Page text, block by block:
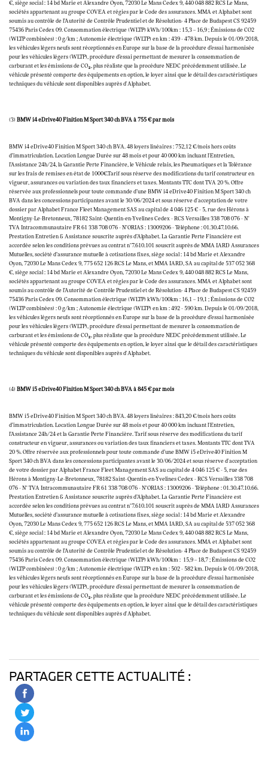
€, siège social : 14 bd Marie et Alexandre Oyon, 72030 Le Mans Cedex 9, 440 048 882 RCS Le Mans,
sociétés appartenant au groupe COVEA et régies par le Code des assurances. MMA et Alphabet sont
soumis au contrôle de l’Autorité de Contrôle Prudentiel et de Résolution- 4 Place de Budapest CS 92459
75436 Paris Cedex 09. Consommation électrique (WLTP) kWh/100km : 15,3 – 16,9 ; Émissions de CO2
(WLTP combinées) : 0 g/km ; Autonomie électrique (WLTP) en km : 439 - 478 km. Depuis le 01/09/2018,
les véhicules légers neufs sont réceptionnés en Europe sur la base de la procédure d’essai harmonisée
pour les véhicules légers (WLTP), procédure d’essai permettant de mesurer la consommation de
carburant et les émissions de CO₂, plus réaliste que la procédure NEDC précédemment utilisée. Le
véhicule présenté comporte des équipements en option, le loyer ainsi que le détail des caractéristiques
techniques du véhicule sont disponibles auprès d'Alphabet.
(3) BMW i4 eDrive40 Finition M Sport 340 ch BVA à 755 € par mois
BMW i4 eDrive40 Finition M Sport 340 ch BVA. 48 loyers linéaires : 752,12 €/mois hors coûts
d’immatriculation. Location Longue Durée sur 48 mois et pour 40 000 km incluant l'Entretien,
l’Assistance 24h/24, la Garantie Perte Financière, le Véhicule relais, les Pneumatiques et la Tolérance
sur les frais de remises en état de 1000€.Tarif sous réserve des modifications du tarif constructeur en
vigueur, assurances ou variation des taux financiers et taxes. Montants TTC dont TVA 20 %. Offre
réservée aux professionnels pour toute commande d’une BMW i4 eDrive40 Finition M Sport 340 ch
BVA dans les concessions participantes avant le 30/06/2024 et sous réserve d'acceptation de votre
dossier par Alphabet France Fleet Management SAS au capital de 4 046 125 € - 5, rue des Hérons à
Montigny-Le-Bretonneux, 78182 Saint-Quentin-en-Yvelines Cedex - RCS Versailles 338 708 076 - N°
TVA Intracommunautaire FR 61 338 708 076 - N°ORIAS : 13009206 - Téléphone : 01.30.47.10.66.
Prestation Entretien & Assistance souscrite auprès d’Alphabet. La Garantie Perte Financière est
accordée selon les conditions prévues au contrat n°7.610.101 souscrit auprès de MMA IARD Assurances
Mutuelles, société d’assurance mutuelle à cotisations fixes, siège social : 14 bd Marie et Alexandre
Oyon, 72030 Le Mans Cedex 9, 775 652 126 RCS Le Mans, et MMA IARD, SA au capital de 537 052 368
€, siège social : 14 bd Marie et Alexandre Oyon, 72030 Le Mans Cedex 9, 440 048 882 RCS Le Mans,
sociétés appartenant au groupe COVEA et régies par le Code des assurances. MMA et Alphabet sont
soumis au contrôle de l’Autorité de Contrôle Prudentiel et de Résolution- 4 Place de Budapest CS 92459
75436 Paris Cedex 09. Consommation électrique (WLTP) kWh/100km : 16,1 – 19,1 ; Émissions de CO2
(WLTP combinées) : 0 g/km ; Autonomie électrique (WLTP) en km : 492 - 590 km. Depuis le 01/09/2018,
les véhicules légers neufs sont réceptionnés en Europe sur la base de la procédure d’essai harmonisée
pour les véhicules légers (WLTP), procédure d’essai permettant de mesurer la consommation de
carburant et les émissions de CO₂, plus réaliste que la procédure NEDC précédemment utilisée. Le
véhicule présenté comporte des équipements en option, le loyer ainsi que le détail des caractéristiques
techniques du véhicule sont disponibles auprès d'Alphabet.
(4) BMW i5 eDrive40 Finition M Sport 340 ch BVA à 845 € par mois
BMW i5 eDrive40 Finition M Sport 340 ch BVA. 48 loyers linéaires : 843,20 €/mois hors coûts
d’immatriculation. Location Longue Durée sur 48 mois et pour 40 000 km incluant l'Entretien,
l’Assistance 24h/24 et la Garantie Perte Financière. Tarif sous réserve des modifications du tarif
constructeur en vigueur, assurances ou variation des taux financiers et taxes. Montants TTC dont TVA
20 %. Offre réservée aux professionnels pour toute commande d’une BMW i5 eDrive40 Finition M
Sport 340 ch BVA dans les concessions participantes avant le 30/06/2024 et sous réserve d'acceptation
de votre dossier par Alphabet France Fleet Management SAS au capital de 4 046 125 € - 5, rue des
Hérons à Montigny-Le-Bretonneux, 78182 Saint-Quentin-en-Yvelines Cedex - RCS Versailles 338 708
076 - N° TVA Intracommunautaire FR 61 338 708 076 - N°ORIAS : 13009206 - Téléphone : 01.30.47.10.66.
Prestation Entretien & Assistance souscrite auprès d’Alphabet. La Garantie Perte Financière est
accordée selon les conditions prévues au contrat n°7.610.101 souscrit auprès de MMA IARD Assurances
Mutuelles, société d’assurance mutuelle à cotisations fixes, siège social : 14 bd Marie et Alexandre
Oyon, 72030 Le Mans Cedex 9, 775 652 126 RCS Le Mans, et MMA IARD, SA au capital de 537 052 368
€, siège social : 14 bd Marie et Alexandre Oyon, 72030 Le Mans Cedex 9, 440 048 882 RCS Le Mans,
sociétés appartenant au groupe COVEA et régies par le Code des assurances. MMA et Alphabet sont
soumis au contrôle de l’Autorité de Contrôle Prudentiel et de Résolution- 4 Place de Budapest CS 92459
75436 Paris Cedex 09. Consommation électrique (WLTP) kWh/100km : 15,9 – 18,7 ; Émissions de CO2
(WLTP combinées) : 0 g/km ; Autonomie électrique (WLTP) en km : 502 - 582 km. Depuis le 01/09/2018,
les véhicules légers neufs sont réceptionnés en Europe sur la base de la procédure d’essai harmonisée
pour les véhicules légers (WLTP), procédure d’essai permettant de mesurer la consommation de
carburant et les émissions de CO₂, plus réaliste que la procédure NEDC précédemment utilisée. Le
véhicule présenté comporte des équipements en option, le loyer ainsi que le détail des caractéristiques
techniques du véhicule sont disponibles auprès d'Alphabet.
PARTAGER CETTE ACTUALITÉ :